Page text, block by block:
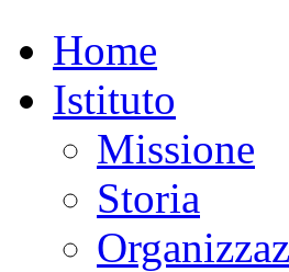
Home
Istituto
Missione
Storia